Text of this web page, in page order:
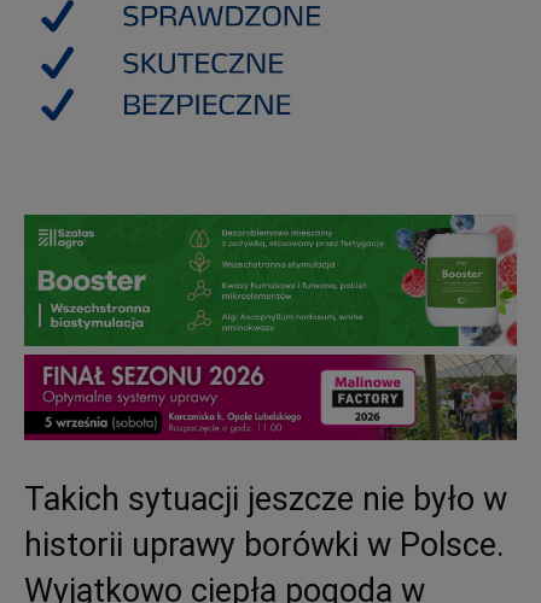
Takich sytuacji jeszcze nie było w
historii uprawy borówki w Polsce.
Wyjątkowo ciepła pogoda w